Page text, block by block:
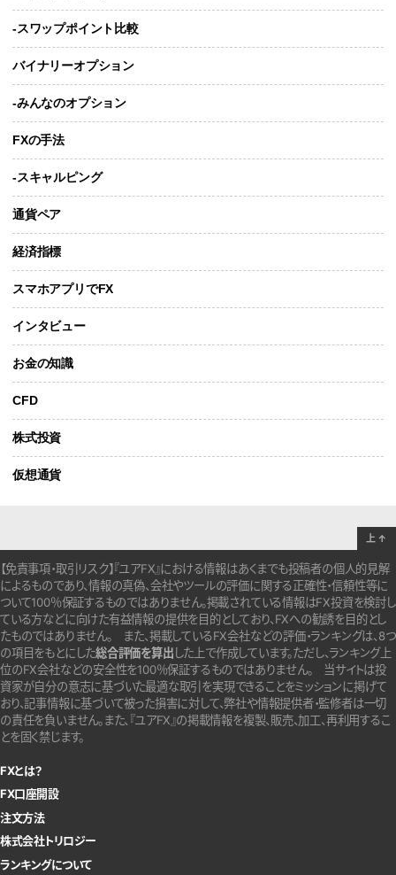
-スワップポイント比較
バイナリーオプション
-みんなのオプション
FXの手法
-スキャルピング
通貨ペア
経済指標
スマホアプリでFX
インタビュー
お金の知識
CFD
株式投資
仮想通貨
【免責事項・取引リスク】『ユアFX』における情報はあくまでも投稿者の個人的見解
によるものであり、情報の真偽、会社やツールの評価に関する正確性・信頼性等に
ついて100％保証するものではありません。掲載されている情報はFX投資を検討し
ている方などに向けた有益情報の提供を目的としており、FXへの勧誘を目的とし
たものではありません。 また、掲載しているFX会社などの評価・ランキングは、8つ
の項目をもとにした総合評価を算出 した上で作成しています。ただし、ランキング上
位のFX会社などの安全性を100％保証するものではありません。
当サイトは投
資家が自分の意志に基づいた最適な取引を実現できることをミッションに掲げて
おり、記事情報に基づいて被った損害に対して、弊社や情報提供者・監修者は一切
の責任を負いません。また、『ユアFX』の掲載情報を複製、販売、加工、再利用するこ
とを固く禁じます。
FXとは？
FX口座開設
注文方法
株式会社トリロジー
ランキングについて
上 ↑